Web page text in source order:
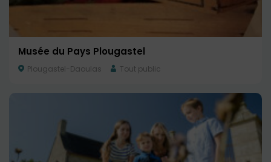
Musée du Pays Plougastel
Plougastel-Daoulas Tout public